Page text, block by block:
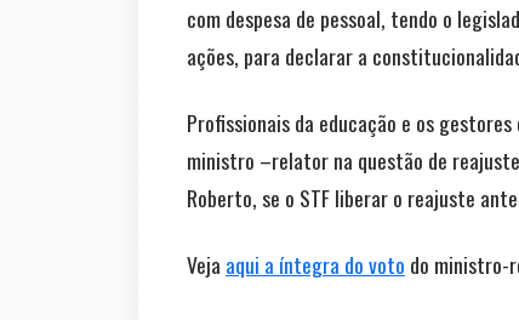
com despesa de pessoal, tendo o
ações, para declarar a
Profissionais da educação e os
ministro –relator na questão de
Roberto, se o STF liberar o reajuste
Veja aqui a íntegra do voto do ministro-